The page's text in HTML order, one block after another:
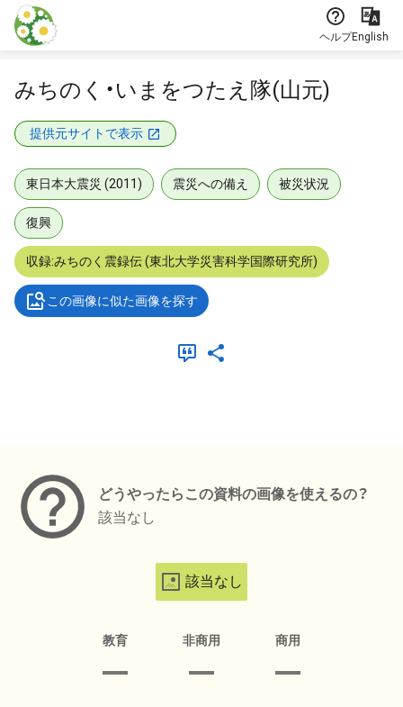
本文に飛ぶ
ヘルプEnglish
みちのく・いまをつたえ隊(山元)
提供元サイトで表示
東日本大震災 (2011) 震災への備え 被災状況
復興
収録:みちのく震録伝 (東北大学災害科学国際研究所)
この画像に似た画像を探す
どうやったらこの資料の画像を使えるの？
該当なし
該当なし
教育 非商用 商用